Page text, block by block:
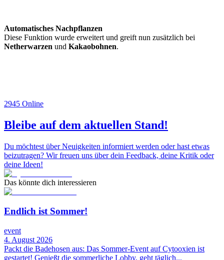
Automatisches Nachpflanzen
Diese Funktion wurde erweitert und greift nun zusätzlich bei
Netherwarzen und Kakaobohnen.
2945 Online
Bleibe auf dem aktuellen Stand!
Du möchtest über Neuigkeiten informiert werden oder hast etwas
beizutragen? Wir freuen uns über dein Feedback, deine Kritik oder
deine Ideen!
Das könnte dich interessieren
Endlich ist Sommer!
event
4. August 2026
Packt die Badehosen aus: Das Sommer-Event auf Cytooxien ist
gestartet! Genießt die sommerliche Lobby, geht täglich...